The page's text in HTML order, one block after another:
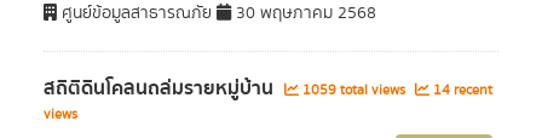
ศูนย์ข้อมูลสาธารณภัย 30 พฤษภาคม 2568
สถิติดินโคลนถล่มรายหมู่บ้าน 1059 total views
14 recent
views